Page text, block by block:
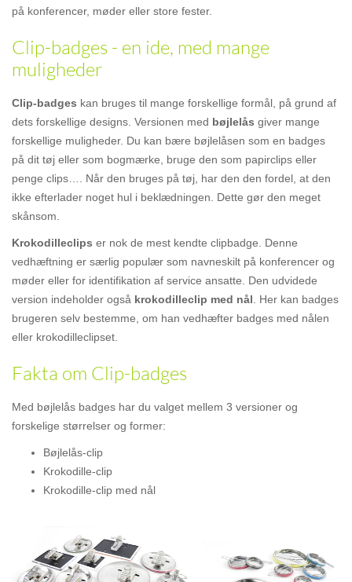
på konferencer, møder eller store fester.
Clip-badges - en ide, med mange
muligheder
Clip-badges kan bruges til mange forskellige formål, på grund af
dets forskellige designs. Versionen med bøjlelås giver mange
forskellige muligheder. Du kan bære bøjlelåsen som en badges
på dit tøj eller som bogmærke, bruge den som papirclips eller
penge clips…. Når den bruges på tøj, har den den fordel, at den
ikke efterlader noget hul i beklædningen. Dette gør den meget
skånsom.
Krokodilleclips er nok de mest kendte clipbadge. Denne
vedhæftning er særlig populær som navneskilt på konferencer og
møder eller for identifikation af service ansatte. Den udvidede
version indeholder også krokodilleclip med nål . Her kan badges
brugeren selv bestemme, om han vedhæfter badges med nålen
eller krokodilleclipset.
Fakta om Clip-badges
Med bøjlelås badges har du valget mellem 3 versioner og
forskelige størrelser og former:
Bøjlelås-clip
Krokodille-clip
Krokodille-clip med nål